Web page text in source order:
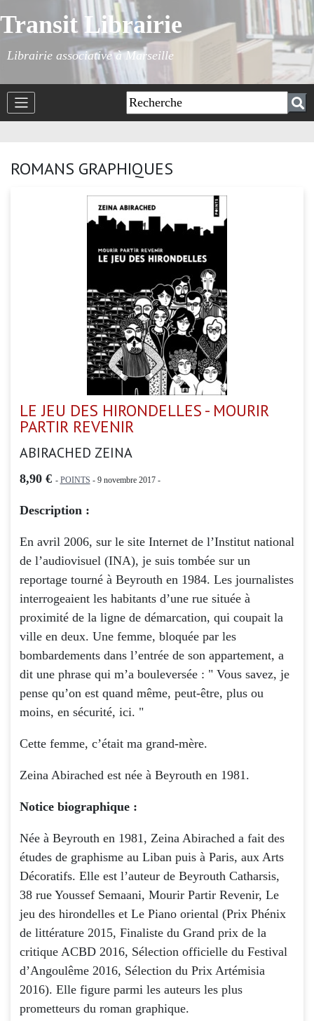
Transit Librairie
Librairie associative à Marseille
ROMANS GRAPHIQUES
LE JEU DES HIRONDELLES - MOURIR
PARTIR REVENIR
ABIRACHED ZEINA
8,90 € - POINTS - 9 novembre 2017 -
Description :
En avril 2006, sur le site Internet de l’Institut national
de l’audiovisuel (INA), je suis tombée sur un
reportage tourné à Beyrouth en 1984. Les journalistes
interrogeaient les habitants d’une rue située à
proximité de la ligne de démarcation, qui coupait la
ville en deux. Une femme, bloquée par les
bombardements dans l’entrée de son appartement, a
dit une phrase qui m’a bouleversée : " Vous savez, je
pense qu’on est quand même, peut-être, plus ou
moins, en sécurité, ici. "
Cette femme, c’était ma grand-mère.
Zeina Abirached est née à Beyrouth en 1981.
Notice biographique :
Née à Beyrouth en 1981, Zeina Abirached a fait des
études de graphisme au Liban puis à Paris, aux Arts
Décoratifs. Elle est l’auteur de Beyrouth Catharsis,
38 rue Youssef Semaani, Mourir Partir Revenir, Le
jeu des hirondelles et Le Piano oriental (Prix Phénix
de littérature 2015, Finaliste du Grand prix de la
critique ACBD 2016, Sélection officielle du Festival
d’Angoulême 2016, Sélection du Prix Artémisia
2016). Elle figure parmi les auteurs les plus
prometteurs du roman graphique.